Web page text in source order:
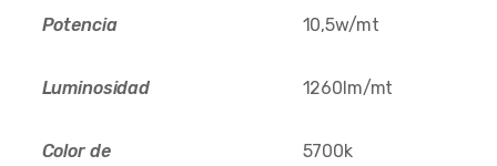
Potencia 10,5w/mt
Luminosidad 1260lm/mt
Color de
5700k